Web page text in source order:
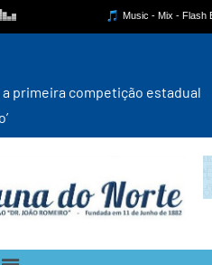
primeira competição estadual